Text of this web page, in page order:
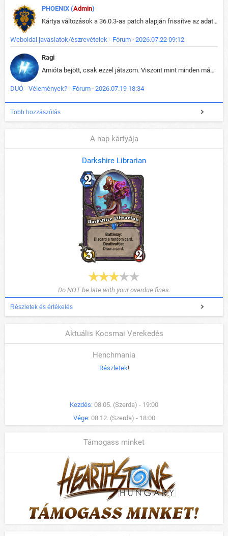
PHOENIX (Admin)
Kártya változások a 36.0.3-as patch alapján frissítve az adatbázisban (képek is cserélve).
Weboldal javaslatok/észrevételek - Fórum · 2026.07.22 09:12
Ragi
Amióta bejött, csak ezzel játszom. Viszont mint minden más - akár az alapjáték is, ez is baromira összetett lett. Néha már pár kör után is esélytelen az egész. Vagy irreállisan túltápol valaki, vagy lelép a partner, vagy csak hülye mint a segg. És amikor eljönne az én időm, na akkor jön el mindenki másé is. Engem jobban érdekelne, hogy ki milyen ratingen szokott játszani. Na ez lenne egy érdekes adat.
DUÓ - Vélemények? - Fórum · 2026.07.19 18:34
Több hozzászólás
A nap kártyája
Darkshire Librarian
Do NOT be late with your overdue fines.
Részletek és értékelés
Aktuális Kocsmai Verekedés
Henchmania
Részletek!
Kezdés: 08.05. (Szerda) - 19:00
Vége: 08.12. (Szerda) - 18:00
Támogass minket